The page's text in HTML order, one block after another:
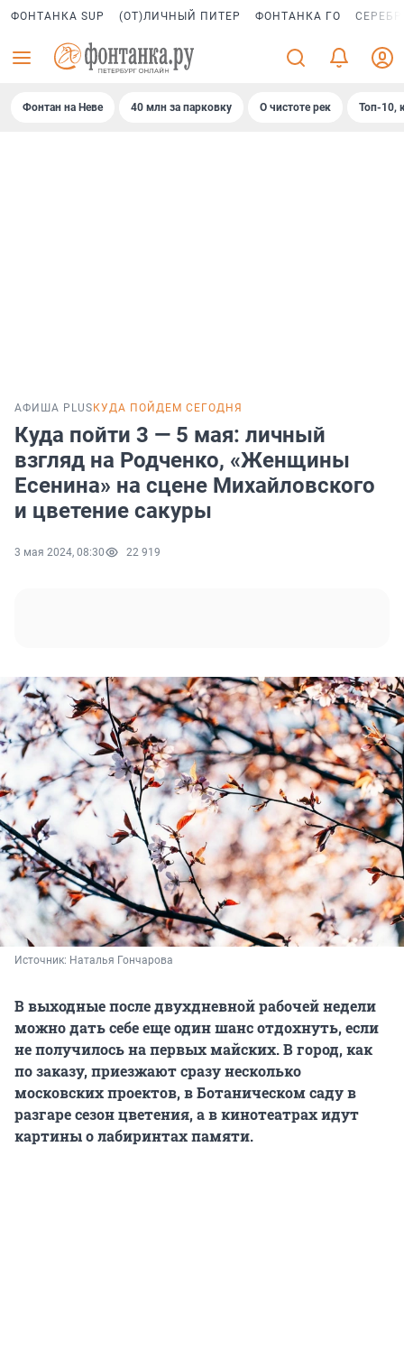
ФОНТАНКА SUP (ОТ)ЛИЧНЫЙ ПИТЕР ФОНТАНКА ГО
Фонтан на Неве 40 млн за парковку О чистоте рек Топ-10,
АФИША PLUS КУДА ПОЙДЕМ СЕГОДНЯ
Куда пойти 3 — 5 мая: личный
взгляд на Родченко, «Женщины
Есенина» на сцене Михайловского
и цветение сакуры
3 мая 2024, 08:30 22 919
Источник: Наталья Гончарова
В выходные после двухдневной рабочей недели
можно дать себе еще один шанс отдохнуть, если
не получилось на первых майских. В город, как
по заказу, приезжают сразу несколько
московских проектов, в Ботаническом саду в
разгаре сезон цветения, а в кинотеатрах идут
картины о лабиринтах памяти.